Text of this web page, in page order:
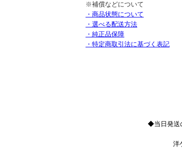
※補償などについて
・商品状態について
・選べる配送方法
・純正品保障
・特定商取引法に基づく表記
◆当日発送
洋